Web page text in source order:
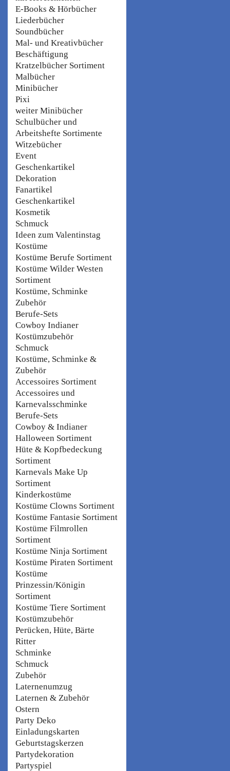
E-Books & Hörbücher
Liederbücher
Soundbücher
Mal- und Kreativbücher
Beschäftigung
Kratzelbücher Sortiment
Malbücher
Minibücher
Pixi
weiter Minibücher
Schulbücher und
Arbeitshefte Sortimente
Witzebücher
Event
Geschenkartikel
Dekoration
Fanartikel
Geschenkartikel
Kosmetik
Schmuck
Ideen zum Valentinstag
Kostüme
Kostüme Berufe Sortiment
Kostüme Wilder Westen
Sortiment
Kostüme, Schminke
Zubehör
Berufe-Sets
Cowboy Indianer
Kostümzubehör
Schmuck
Kostüme, Schminke &
Zubehör
Accessoires Sortiment
Accessoires und
Karnevalsschminke
Berufe-Sets
Cowboy & Indianer
Halloween Sortiment
Hüte & Kopfbedeckung
Sortiment
Karnevals Make Up
Sortiment
Kinderkostüme
Kostüme Clowns Sortiment
Kostüme Fantasie Sortiment
Kostüme Filmrollen
Sortiment
Kostüme Ninja Sortiment
Kostüme Piraten Sortiment
Kostüme
Prinzessin/Königin
Sortiment
Kostüme Tiere Sortiment
Kostümzubehör
Perücken, Hüte, Bärte
Ritter
Schminke
Schmuck
Zubehör
Laternenumzug
Laternen & Zubehör
Ostern
Party Deko
Einladungskarten
Geburtstagskerzen
Partydekoration
Partyspiel